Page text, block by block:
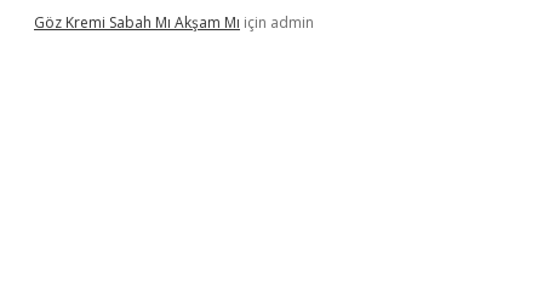
Göz Kremi Sabah Mı Akşam Mı için admin